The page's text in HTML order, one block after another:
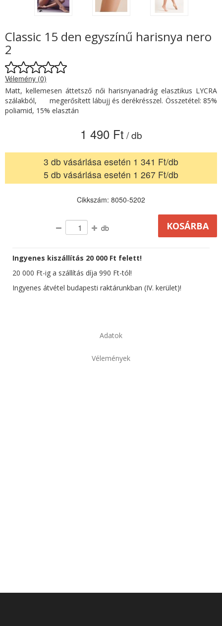
Classic 15 den egyszínű harisnya nero
2
Vélemény (0)
Matt, kellemesen áttetsző női harisnyanadrág elasztikus LYCRA
szálakból, megerősített lábujj és derékrésszel. Összetétel: 85%
poliamid, 15% elasztán
1 490 Ft / db
3 db vásárlása esetén 1 341 Ft/db
5 db vásárlása esetén 1 267 Ft/db
Cikkszám: 8050-5202
db
Ingyenes kiszállítás 20 000 Ft felett!
20 000 Ft-ig a szállítás díja 990 Ft-tól!
Ingyenes átvétel budapesti raktárunkban (IV. kerület)!
Adatok
Vélemények